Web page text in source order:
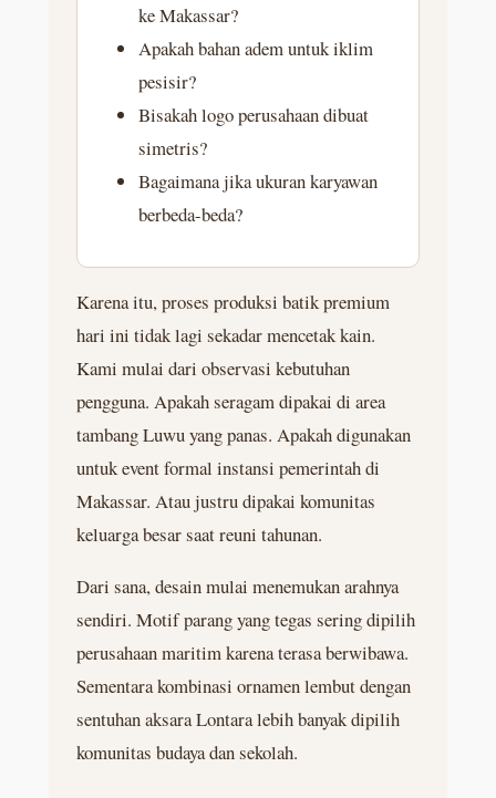
ke Makassar?
Apakah bahan adem untuk iklim
pesisir?
Bisakah logo perusahaan dibuat
simetris?
Bagaimana jika ukuran karyawan
berbeda-beda?
Karena itu, proses produksi batik premium
hari ini tidak lagi sekadar mencetak kain.
Kami mulai dari observasi kebutuhan
pengguna. Apakah seragam dipakai di area
tambang Luwu yang panas. Apakah digunakan
untuk event formal instansi pemerintah di
Makassar. Atau justru dipakai komunitas
keluarga besar saat reuni tahunan.
Dari sana, desain mulai menemukan arahnya
sendiri. Motif parang yang tegas sering dipilih
perusahaan maritim karena terasa berwibawa.
Sementara kombinasi ornamen lembut dengan
sentuhan aksara Lontara lebih banyak dipilih
komunitas budaya dan sekolah.